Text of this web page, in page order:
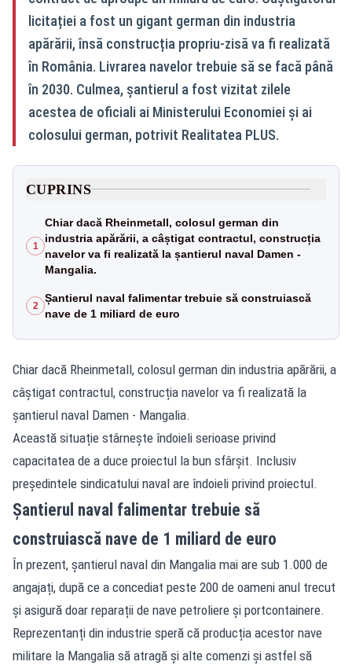
licitației a fost un gigant german din industria
apărării, însă construcția propriu-zisă va fi realizată
în România. Livrarea navelor trebuie să se facă până
în 2030. Culmea, șantierul a fost vizitat zilele
acestea de oficiali ai Ministerului Economiei și ai
colosului german, potrivit Realitatea PLUS.
CUPRINS
1
Chiar dacă Rheinmetall, colosul german din
industria apărării, a câștigat contractul, construcția
navelor va fi realizată la șantierul naval Damen -
Mangalia.
2
Șantierul naval falimentar trebuie să construiască
nave de 1 miliard de euro
Chiar dacă Rheinmetall, colosul german din industria apărării, a
câștigat contractul, construcția navelor va fi realizată la
șantierul naval Damen - Mangalia.
Această situație stârnește îndoieli serioase privind
capacitatea de a duce proiectul la bun sfârșit. Inclusiv
președintele sindicatului naval are îndoieli privind proiectul.
Șantierul naval falimentar trebuie să
construiască nave de 1 miliard de euro
În prezent, șantierul naval din Mangalia mai are sub 1.000 de
angajați, după ce a concediat peste 200 de oameni anul trecut
și asigură doar reparații de nave petroliere și portcontainere.
Reprezentanți din industrie speră că producția acestor nave
militare la Mangalia să atragă și alte comenzi și astfel să